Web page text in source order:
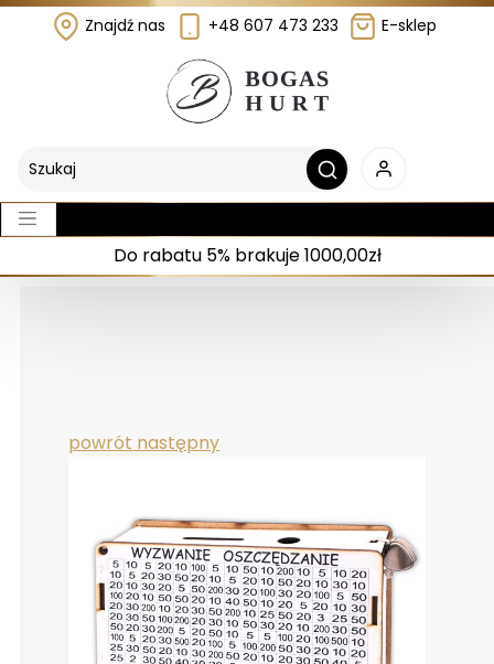
Znajdź nas +48 607 473 233 E-sklep
Do rabatu 5% brakuje 1000,00zł
powrót następny